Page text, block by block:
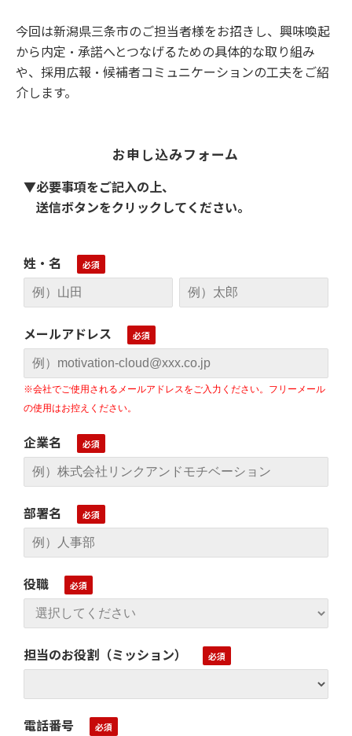
今回は新潟県三条市のご担当者様をお招きし、興味喚起
から内定・承諾へとつなげるための具体的な取り組み
や、採用広報・候補者コミュニケーションの工夫をご紹
介します。
お申し込みフォーム
▼必要事項をご記入の上、
送信ボタンをクリックしてください。
姓・名
メールアドレス
※会社でご使用されるメールアドレスをご入力ください。フリーメール
の使用はお控えください。
企業名
部署名
役職
担当のお役割（ミッション）
電話番号